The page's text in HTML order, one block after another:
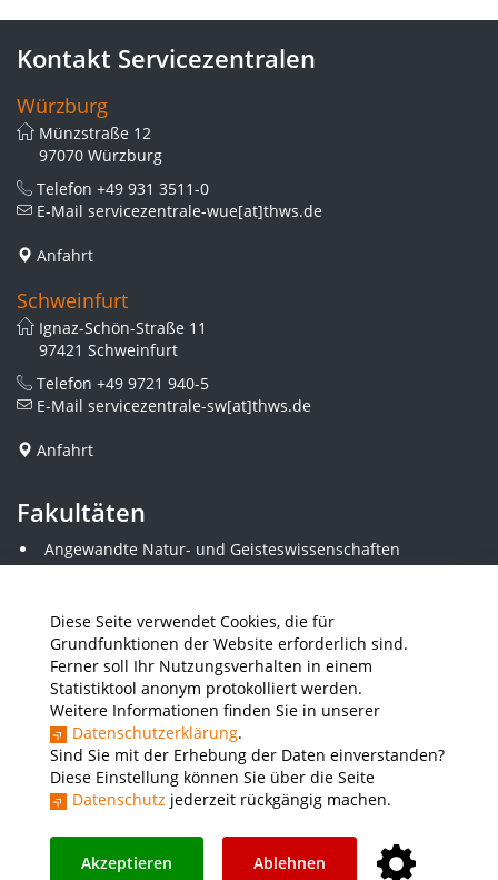
Diese Seite verwendet Cookies, die für
Grundfunktionen der Website erforderlich sind.
Ferner soll Ihr Nutzungsverhalten in einem
Statistiktool anonym protokolliert werden.
Weitere Informationen finden Sie in unserer
Datenschutzerklärung.
Sind Sie mit der Erhebung der Daten einverstanden?
Diese Einstellung können Sie über die Seite
Datenschutz jederzeit rückgängig machen.
Akzeptieren Ablehnen
Kontakt Servicezentralen
Würzburg
Münzstraße 12
97070 Würzburg
Telefon +49 931 3511-0
E-Mail servicezentrale-wue[at]thws.de
Anfahrt
Schweinfurt
Ignaz-Schön-Straße 11
97421 Schweinfurt
Telefon +49 9721 940-5
E-Mail servicezentrale-sw[at]thws.de
Anfahrt
Fakultäten
Angewandte Natur- und Geisteswissenschaften
Angewandte Sozialwissenschaften
Elektrotechnik
Gestaltung
Informatik und Wirtschaftsinformatik
Kunststofftechnik und Vermessung
Maschinenbau
THWS Business School
Wirtschaftsingenieurwesen
Presse
Instagram YouTube LinkedIn